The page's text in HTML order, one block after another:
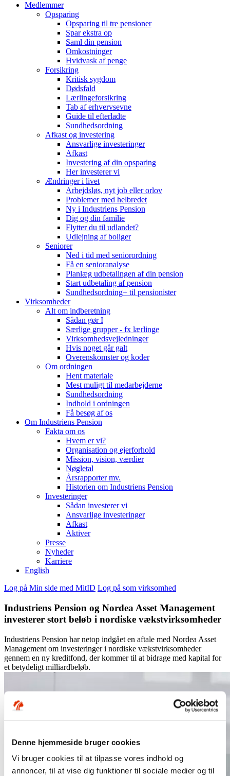
Denne hjemmeside bruger cookies
Vi bruger cookies til at tilpasse vores indhold og
annoncer, til at vise dig funktioner til sociale medier og til
Medlemmer
Opsparing
Opsparing til tre pensioner
Spar ekstra op
Saml din pension
Omkostninger
Hvidvask af penge
Forsikring
Kritisk sygdom
Dødsfald
Lærlingeforsikring
Tab af erhvervsevne
Guide til efterladte
Sundhedsordning
Afkast og investering
Ansvarlige investeringer
Afkast
Investering af din opsparing
Her investerer vi
Ændringer i livet
Arbejdsløs, nyt job eller orlov
Problemer med helbredet
Ny i Industriens Pension
Dig og din familie
Flytter du til udlandet?
Udlejning af boliger
Seniorer
Ned i tid med seniorordning
Få en senioranalyse
Planlæg udbetalingen af din pension
Start udbetaling af pension
Sundhedsordning+ til pensionister
Virksomheder
Alt om indberetning
Sådan gør I
Særlige grupper - fx lærlinge
Virksomhedsvejledninger
Hvis noget går galt
Overenskomster og koder
Om ordningen
Hent materiale
Mest muligt til medarbejderne
Sundhedsordning
Indhold i ordningen
Få besøg af os
Om Industriens Pension
Fakta om os
Hvem er vi?
Organisation og ejerforhold
Mission, vision, værdier
Nøgletal
Årsrapporter mv.
Historien om Industriens Pension
Investeringer
Sådan investerer vi
Ansvarlige investeringer
Afkast
Aktiver
Presse
Nyheder
Karriere
English
Log på Min side med MitID Log på som virksomhed
Industriens Pension og Nordea Asset Management
investerer stort beløb i nordiske vækstvirksomheder
Industriens Pension har netop indgået en aftale med Nordea Asset
Management om investeringer i nordiske vækstvirksomheder
gennem en ny kreditfond, der kommer til at bidrage med kapital for
et betydeligt milliardbeløb.